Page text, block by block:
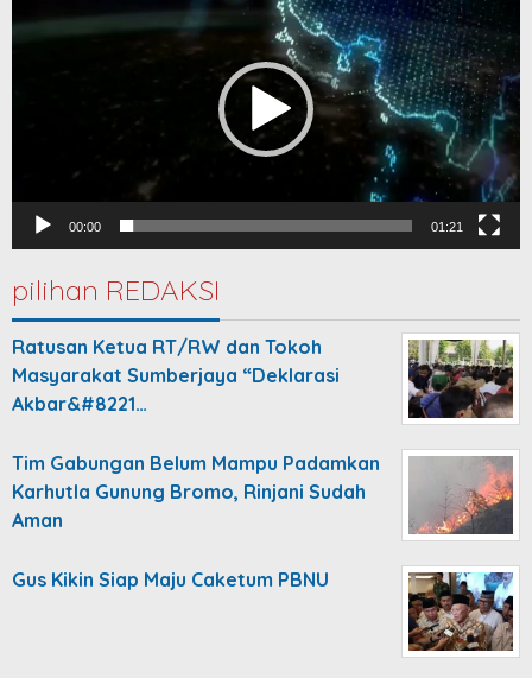
00:00 01:21
pilihan REDAKSI
Ratusan Ketua RT/RW dan Tokoh
Masyarakat Sumberjaya “Deklarasi
Akbar&#8221…
Tim Gabungan Belum Mampu Padamkan
Karhutla Gunung Bromo, Rinjani Sudah
Aman
Gus Kikin Siap Maju Caketum PBNU